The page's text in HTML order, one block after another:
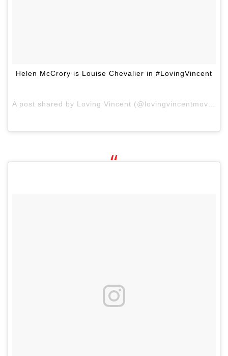
Helen McCrory is Louise Chevalier in #LovingVincent